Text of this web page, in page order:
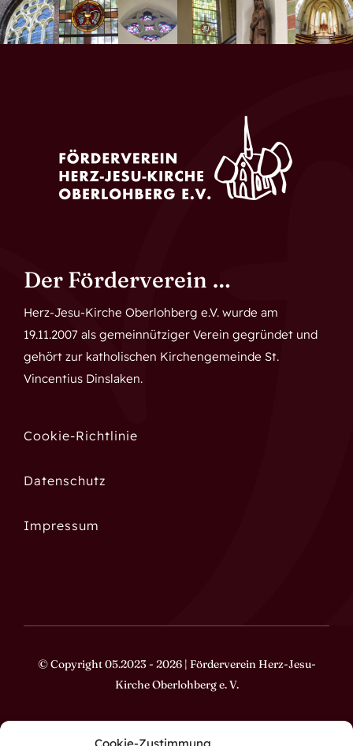
Der Förderverein …
Herz-Jesu-Kirche Oberlohberg e.V. wurde am
19.11.2007 als gemeinnütziger Verein gegründet und
gehört zur katholischen Kirchengemeinde St.
Vincentius Dinslaken.
Cookie-Richtlinie
Datenschutz
Impressum
© Copyright 05.2023 - 2026 | Förderverein Herz-Jesu-
Kirche Oberlohberg e. V.